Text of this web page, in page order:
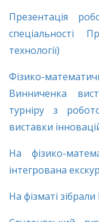
Презентація
спеціальності
технології)
Фізико-
Винниченка
турніру з
виставки
На фізико-
інтегрована
На фізматі